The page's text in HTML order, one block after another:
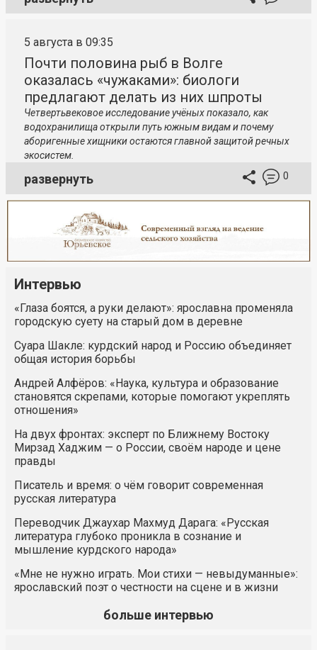
5 августа в 09:35
Почти половина рыб в Волге
оказалась «чужаками»: биологи
предлагают делать из них шпроты
Четвертьвековое исследование учёных показало, как
водохранилища открыли путь южным видам и почему
аборигенные хищники остаются главной защитой речных
экосистем.
развернуть 0
Интервью
«Глаза боятся, а руки делают»: ярославна променяла
городскую суету на старый дом в деревне
Суара Шакле: курдский народ и Россию объединяет
общая история борьбы
Андрей Алфёров: «Наука, культура и образование
становятся скрепами, которые помогают укреплять
отношения»
На двух фронтах: эксперт по Ближнему Востоку
Мирзад Хаджим — о России, своём народе и цене
правды
Писатель и время: о чём говорит современная
русская литература
Переводчик Джаухар Махмуд Дарага: «Русская
литература глубоко проникла в сознание и
мышление курдского народа»
«Мне не нужно играть. Мои стихи — невыдуманные»:
ярославский поэт о честности на сцене и в жизни
больше интервью